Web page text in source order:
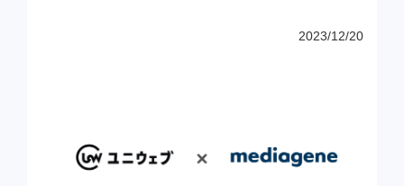
2023/12/20